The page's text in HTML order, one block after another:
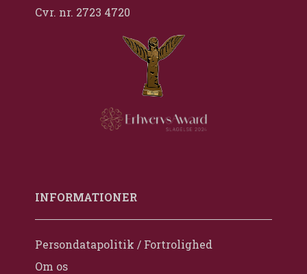
Cvr. nr. 2723 4720
INFORMATIONER
Persondatapolitik / Fortrolighed
Om os